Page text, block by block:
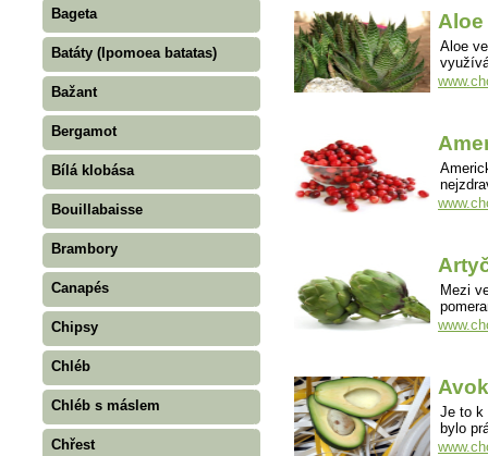
Bageta
Batáty (Ipomoea batatas)
Bažant
Bergamot
Bílá klobása
Bouillabaisse
Brambory
Canapés
Chipsy
Chléb
Chléb s máslem
Chřest
Aloe
Aloe
Mezi
Je to k
bylo